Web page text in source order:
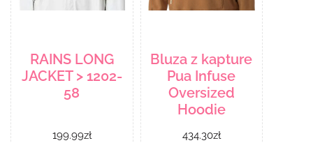
RAINS LONG
JACKET > 1202-
58
199.99zł
Bluza z kapture
Pua Infuse
Oversized
Hoodie
434.30zł